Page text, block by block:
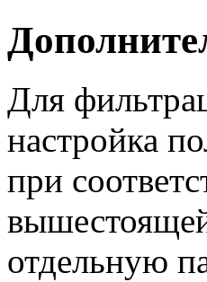
Для
настройка
при
отдельную